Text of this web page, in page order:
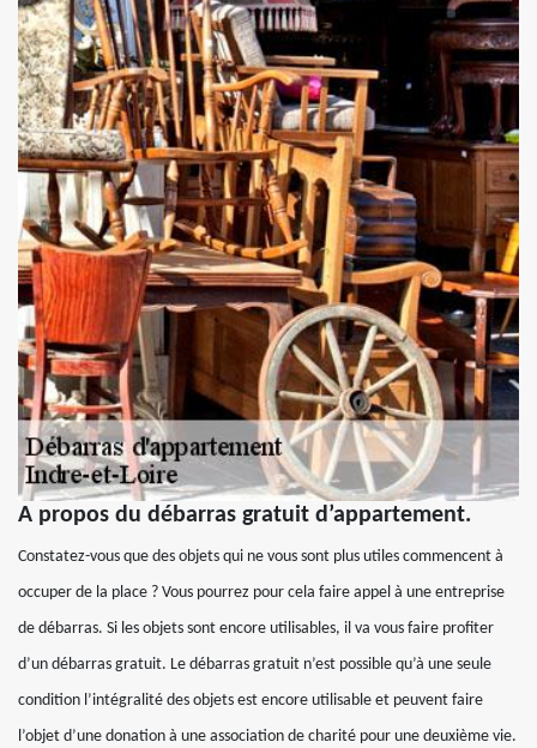
A propos du débarras gratuit d’appartement.
Constatez-vous que des objets qui ne vous sont plus utiles commencent à
occuper de la place ? Vous pourrez pour cela faire appel à une entreprise
de débarras. Si les objets sont encore utilisables, il va vous faire profiter
d’un débarras gratuit. Le débarras gratuit n’est possible qu’à une seule
condition l’intégralité des objets est encore utilisable et peuvent faire
l’objet d’une donation à une association de charité pour une deuxième vie.